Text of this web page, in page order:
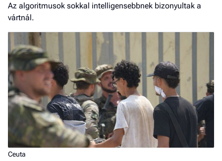
Az algoritmusok sokkal intelligensebbnek bizonyultak a
vártnál.
Ceuta